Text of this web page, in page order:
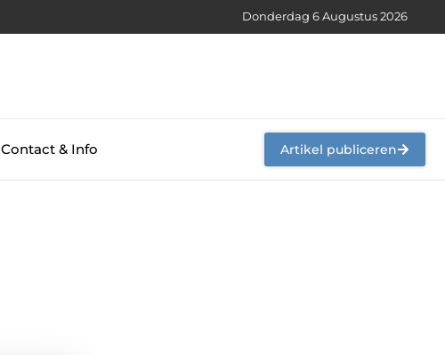
Donderdag 6 Augustus 2026
Contact & Info Artikel publiceren